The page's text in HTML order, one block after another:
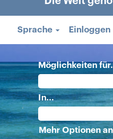
Sprache Einloggen
Möglichkeiten
In...
Mehr Optionen